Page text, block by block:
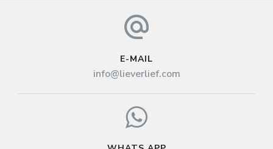
E-MAIL
info@lieverlief.com